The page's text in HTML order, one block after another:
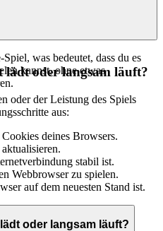
was bedeutet, dass du es
kannst, ohne etwas
lädt oder langsam läuft?
oder der Leistung des Spiels
aus:
deines Browsers.
stabil ist.
Webbrowser zu spielen.
auf dem neuesten Stand ist.
oder langsam läuft?